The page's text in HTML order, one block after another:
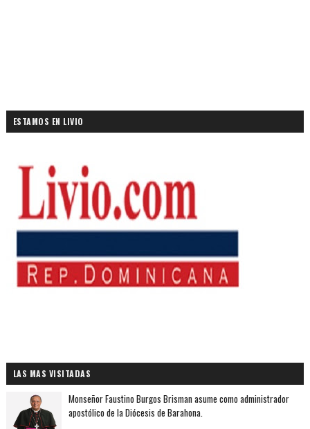
ESTAMOS EN LIVIO
LAS MAS VISITADAS
Monseñor Faustino Burgos Brisman asume como administrador
apostólico de la Diócesis de Barahona.